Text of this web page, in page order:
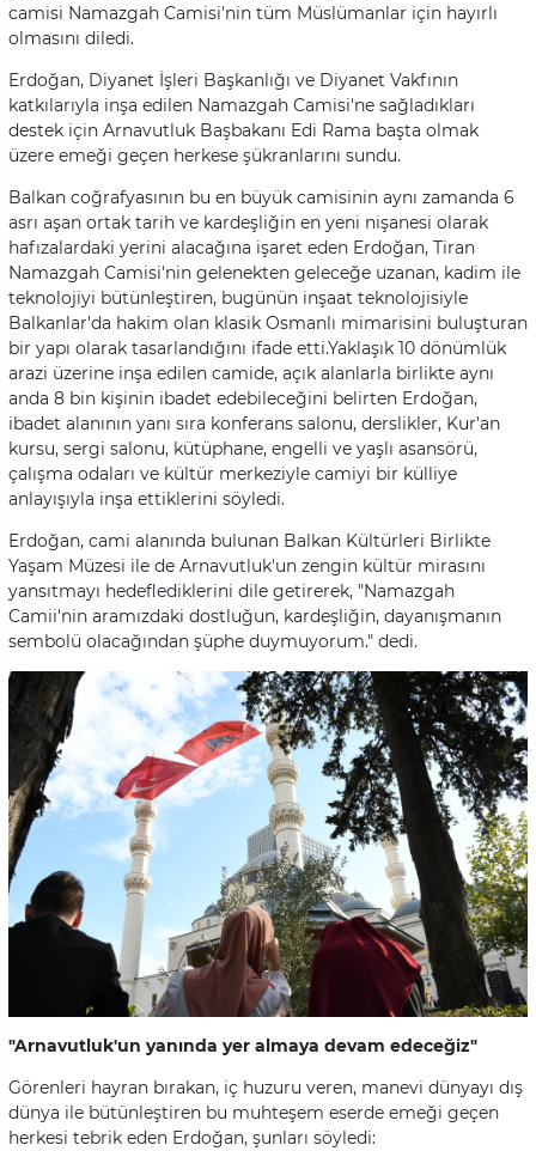
camisi Namazgah Camisi'nin tüm Müslümanlar için hayırlı
olmasını diledi.
Erdoğan, Diyanet İşleri Başkanlığı ve Diyanet Vakfının
katkılarıyla inşa edilen Namazgah Camisi'ne sağladıkları
destek için Arnavutluk Başbakanı Edi Rama başta olmak
üzere emeği geçen herkese şükranlarını sundu.
Balkan coğrafyasının bu en büyük camisinin aynı zamanda 6
asrı aşan ortak tarih ve kardeşliğin en yeni nişanesi olarak
hafızalardaki yerini alacağına işaret eden Erdoğan, Tiran
Namazgah Camisi'nin gelenekten geleceğe uzanan, kadim ile
teknolojiyi bütünleştiren, bugünün inşaat teknolojisiyle
Balkanlar'da hakim olan klasik Osmanlı mimarisini buluşturan
bir yapı olarak tasarlandığını ifade etti.Yaklaşık 10 dönümlük
arazi üzerine inşa edilen camide, açık alanlarla birlikte aynı
anda 8 bin kişinin ibadet edebileceğini belirten Erdoğan,
ibadet alanının yanı sıra konferans salonu, derslikler, Kur'an
kursu, sergi salonu, kütüphane, engelli ve yaşlı asansörü,
çalışma odaları ve kültür merkeziyle camiyi bir külliye
anlayışıyla inşa ettiklerini söyledi.
Erdoğan, cami alanında bulunan Balkan Kültürleri Birlikte
Yaşam Müzesi ile de Arnavutluk'un zengin kültür mirasını
yansıtmayı hedeflediklerini dile getirerek, "Namazgah
Camii'nin aramızdaki dostluğun, kardeşliğin, dayanışmanın
sembolü olacağından şüphe duymuyorum." dedi.
"Arnavutluk'un yanında yer almaya devam edeceğiz"
Görenleri hayran bırakan, iç huzuru veren, manevi dünyayı dış
dünya ile bütünleştiren bu muhteşem eserde emeği geçen
herkesi tebrik eden Erdoğan, şunları söyledi: